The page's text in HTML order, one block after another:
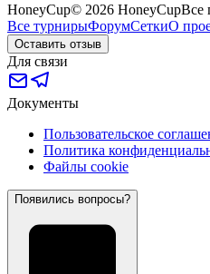
HoneyCup© 2026 HoneyCupВсе
Все турнирыФорумСеткиО
Оставить отзыв
Для связи
Документы
Пользовательское
Политика
Файлы cookie
Появились вопросы?